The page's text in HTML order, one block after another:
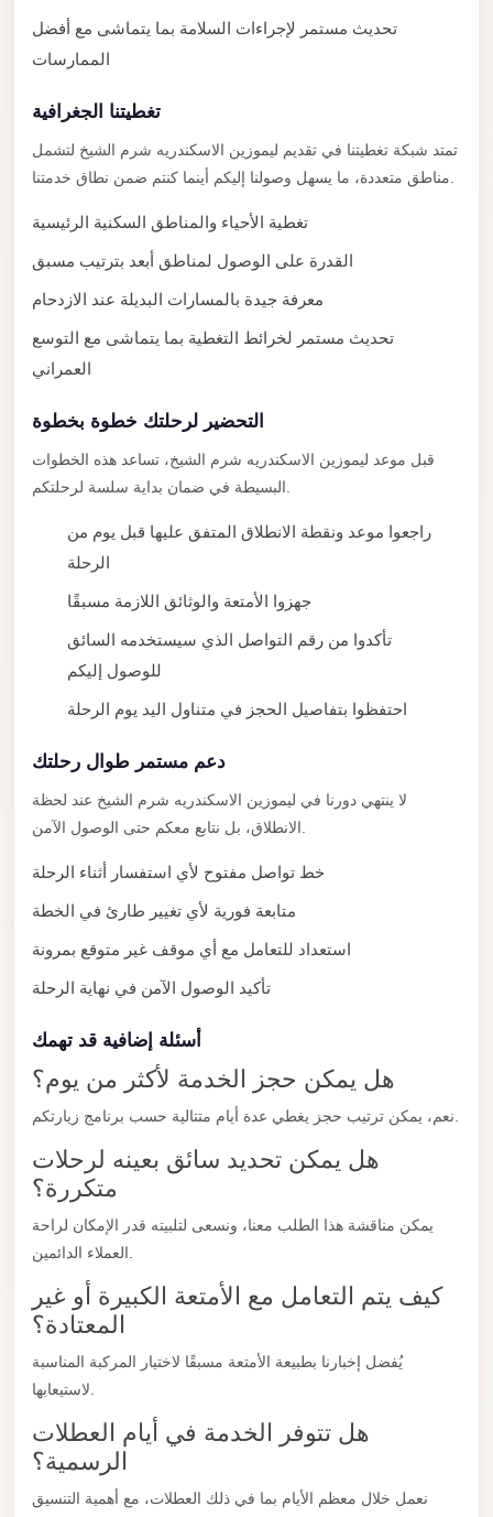
تحديث مستمر لإجراءات السلامة بما يتماشى مع أفضل
الممارسات
تغطيتنا الجغرافية
تمتد شبكة تغطيتنا في تقديم ليموزين الاسكندريه شرم الشيخ لتشمل
تغطية الأحياء والمناطق السكنية الرئيسية
القدرة على الوصول لمناطق أبعد بترتيب مسبق
معرفة جيدة بالمسارات البديلة عند الازدحام
تحديث مستمر لخرائط التغطية بما يتماشى مع التوسع
العمراني
التحضير لرحلتك خطوة بخطوة
قبل موعد ليموزين الاسكندريه شرم الشيخ، تساعد هذه الخطوات
راجعوا موعد ونقطة الانطلاق المتفق عليها قبل يوم من
الرحلة
جهزوا الأمتعة والوثائق اللازمة مسبقًا
تأكدوا من رقم التواصل الذي سيستخدمه السائق
للوصول إليكم
احتفظوا بتفاصيل الحجز في متناول اليد يوم الرحلة
دعم مستمر طوال رحلتك
لا ينتهي دورنا في ليموزين الاسكندريه شرم الشيخ عند لحظة
خط تواصل مفتوح لأي استفسار أثناء الرحلة
متابعة فورية لأي تغيير طارئ في الخطة
استعداد للتعامل مع أي موقف غير متوقع بمرونة
تأكيد الوصول الآمن في نهاية الرحلة
أسئلة إضافية قد تهمك
هل يمكن حجز الخدمة لأكثر من يوم؟
هل يمكن تحديد سائق بعينه لرحلات
متكررة؟
يمكن مناقشة هذا الطلب معنا، ونسعى لتلبيته قدر الإمكان لراحة
كيف يتم التعامل مع الأمتعة الكبيرة أو غير
المعتادة؟
يُفضل إخبارنا بطبيعة الأمتعة مسبقًا لاختيار المركبة المناسبة
هل تتوفر الخدمة في أيام العطلات
الرسمية؟
نعمل خلال معظم الأيام بما في ذلك العطلات، مع أهمية التنسيق
North
Coast
Limousine
Service
North
Coast
Capital
Taxi
New
Cairo
Transfer
Cairo
Airport
Limousine
New
Cairo
Limousine
New
Transfer
New
Administrative
Capital
Limousine
Nasr
City
Taxi
Nasr
City
Limousine
Service
Nasr
City
Limousine
Mohandessin